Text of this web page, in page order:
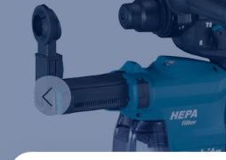
Edellinen